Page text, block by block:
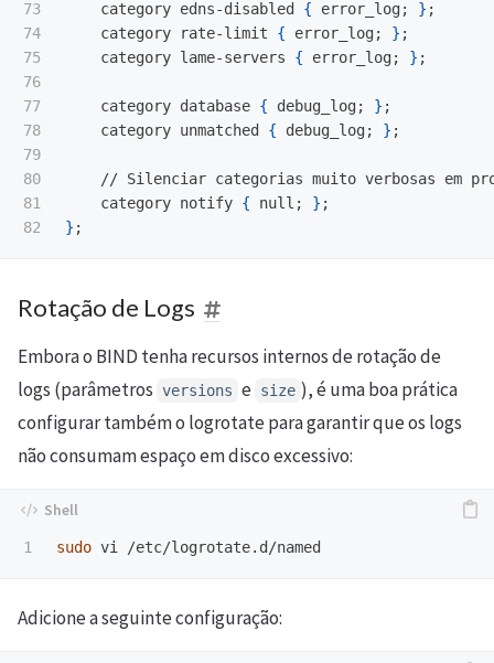
73
74
75
76
77
78
79
80
81
    category edns-disabled
{ error_log; } ;
    category rate-limit
{ error_log; } ;
    category lame-servers
{ error_log; } ;
    category database
{ debug_log; } ;
    category unmatched
{ debug_log; } ;
// Silenciar categorias muito verbosas em
    category notify
{ null ; } ;
} ;
Rotação de Logs
Embora o BIND tenha recursos internos de rotação de
logs (parâmetros versions e size ), é uma boa prática
configurar também o logrotate para garantir que os logs
não consumam espaço em disco excessivo:
sudo
Adicione a seguinte configuração: